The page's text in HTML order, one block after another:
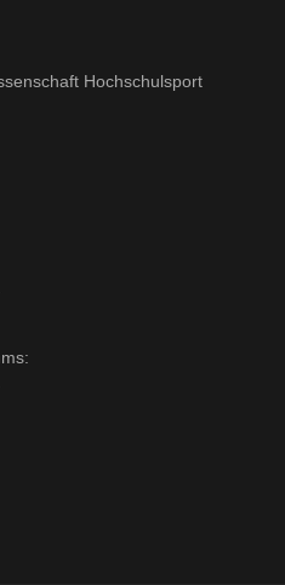
Hochschulsport